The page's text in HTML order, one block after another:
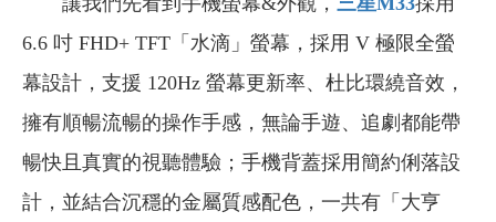
6.6 吋 FHD+ TFT「水滴」螢幕，採用 V 極限全螢
幕設計，支援 120Hz 螢幕更新率、杜比環繞音效，
擁有順暢流暢的操作手感，無論手遊、追劇都能帶
暢快且真實的視聽體驗；手機背蓋採用簡約俐落設
計，並結合沉穩的金屬質感配色，一共有「大亨